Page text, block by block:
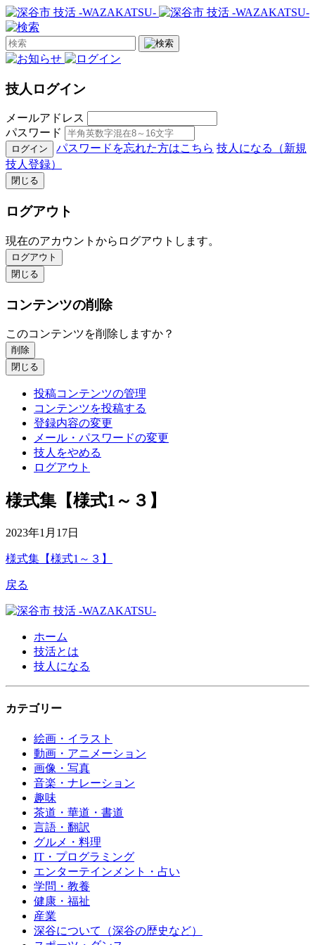
技人ログイン
メールアドレス
パスワード
ログイン パスワードを忘れた方はこちら 技人になる（新規
技人登録）
閉じる
ログアウト
現在のアカウントからログアウトします。
ログアウト
閉じる
コンテンツの削除
このコンテンツを削除しますか？
削除
閉じる
投稿コンテンツの管理
コンテンツを投稿する
登録内容の変更
メール・パスワードの変更
技人をやめる
ログアウト
様式集【様式1～３】
2023年1月17日
様式集【様式1～３】
戻る
ホーム
技活とは
技人になる
カテゴリー
絵画・イラスト
動画・アニメーション
画像・写真
音楽・ナレーション
趣味
茶道・華道・書道
言語・翻訳
グルメ・料理
IT・プログラミング
エンターテインメント・占い
学問・教養
健康・福祉
産業
深谷について（深谷の歴史など）